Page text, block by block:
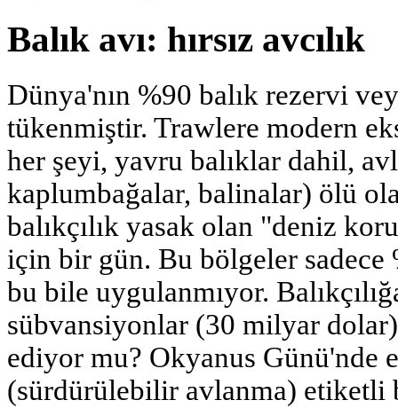
Balık avı: hırsız avcılık
Dünya'nın %90 balık rezervi
tükenmiştir. Trawlere modern
her şeyi, yavru balıklar dahil,
kaplumbağalar, balinalar) ölü
balıkçılık yasak olan "deniz
için bir gün. Bu bölgeler sadece
bu bile uygulanmıyor.
sübvansiyonlar (30 milyar dolar)
ediyor mu? Okyanus Günü'nde
(sürdürülebilir avlanma) etiketli